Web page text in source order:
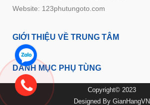
Website: 123phutungoto.com
GIỚI THIỆU VỀ TRUNG TÂM
DANH MỤC PHỤ TÙNG
Copyright© 2023
Designed By GianHangVN